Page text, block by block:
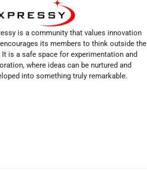
is a community that values innovation
its members to think outside the
It is a safe space for experimentation and
where ideas can be nurtured and
into something truly remarkable.